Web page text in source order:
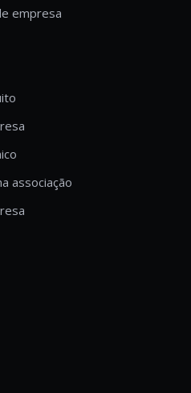
empresa
associação